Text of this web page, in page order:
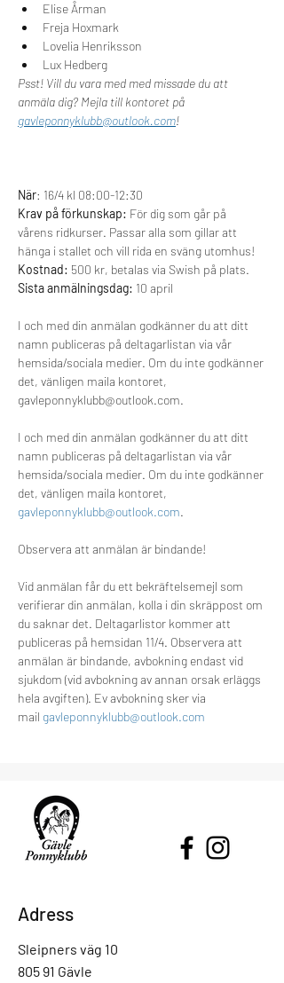
Elise Årman
Freja Hoxmark
Lovelia Henriksson
Lux Hedberg
Psst! Vill du vara med med missade du att
anmäla dig? Mejla till kontoret på
gavleponnyklubb@outlook.com!
När: 16/4 kl 08:00-12:30
Krav på förkunskap: För dig som går på
vårens ridkurser. Passar alla som gillar att
hänga i stallet och vill rida en sväng utomhus!
Kostnad: 500 kr, betalas via Swish på plats.
Sista anmälningsdag: 10 april
I och med din anmälan godkänner du att ditt
namn publiceras på deltagarlistan via vår
hemsida/sociala medier. Om du inte godkänner
det, vänligen maila kontoret,
gavleponnyklubb@outlook.com.
I och med din anmälan godkänner du att ditt
namn publiceras på deltagarlistan via vår
hemsida/sociala medier. Om du inte godkänner
det, vänligen maila kontoret,
gavleponnyklubb@outlook.com.
Observera att anmälan är bindande!
Vid anmälan får du ett bekräftelsemejl som
verifierar din anmälan, kolla i din skräppost om
du saknar det. Deltagarlistor kommer att
publiceras på hemsidan 11/4. Observera att
anmälan är bindande, avbokning endast vid
sjukdom (vid avbokning av annan orsak erläggs
hela avgiften). Ev avbokning sker via
mail gavleponnyklubb@outlook.com
Adress
Sleipners väg 10
805 91 Gävle